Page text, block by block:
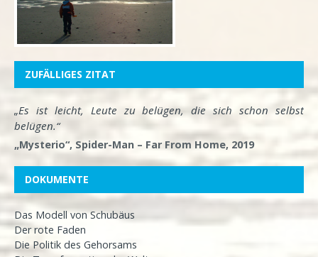
ZUFÄLLIGES ZITAT
„Es ist leicht, Leute zu belügen, die sich schon selbst
belügen.“
„Mysterio“, Spider-Man – Far From Home, 2019
DOKUMENTE
Das Modell von Schubäus
Der rote Faden
Die Politik des Gehorsams